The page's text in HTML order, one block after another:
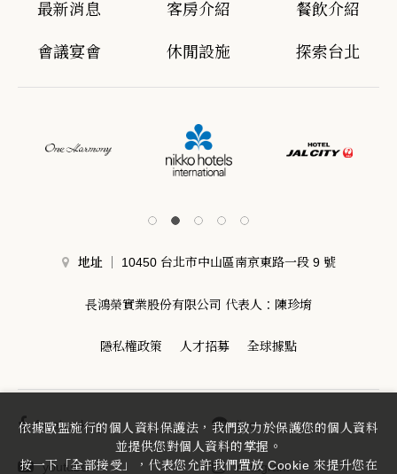
最新消息 客房介紹 餐飲介紹
會議宴會 休閒設施 探索台北
地址 10450 台北市中山區南京東路一段 9 號
長鴻榮實業股份有限公司 代表人：陳珍堉
隱私權政策 人才招募 全球據點
facebook line
youtube instagram
依據歐盟施行的個人資料保護法，我們致力於保護您的個人資料
並提供您對個人資料的掌握。
按一下「全部接受」，代表您允許我們置放 Cookie 來提升您在